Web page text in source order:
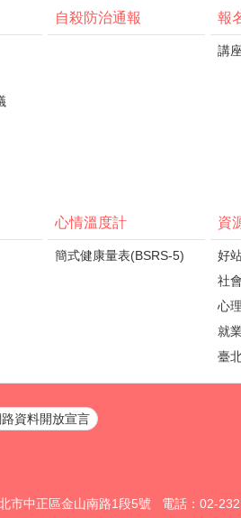
自殺防治通報 報
講
心情溫度計
簡式健康量表(BSRS-5)
資
好
社
心
就
臺
資料開放宣言
中正區金山南路1段5號 電話：02-